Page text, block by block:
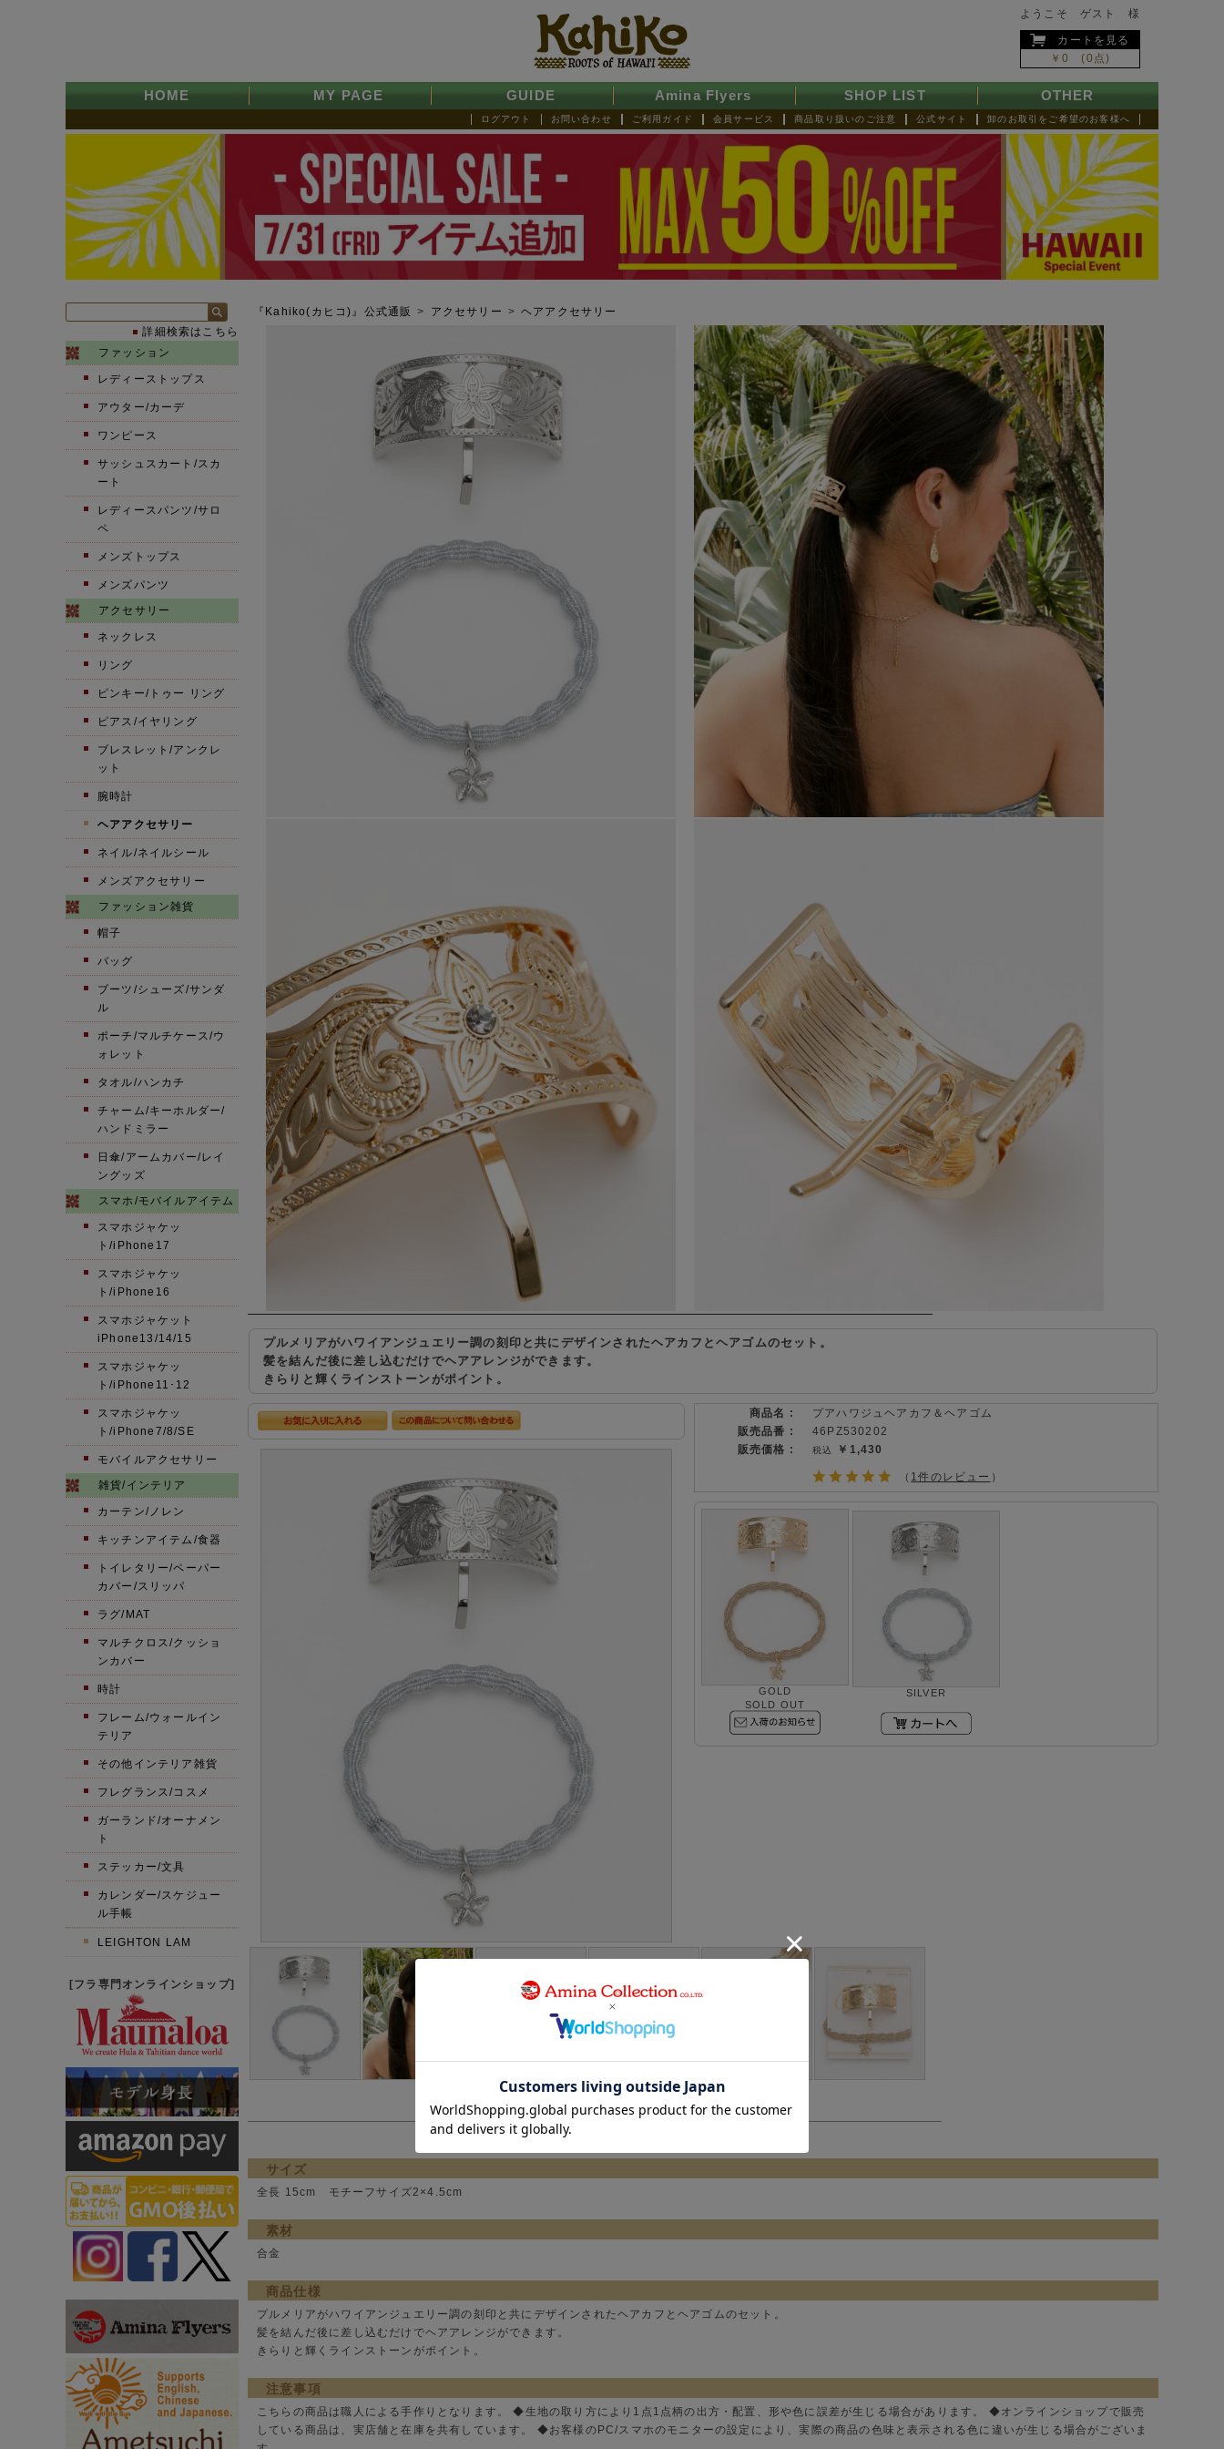
ようこそ ゲスト 様
カートを見る
￥0 (0点)
HOME MY PAGE GUIDE Amina Flyers SHOP LIST OTHER
卸のお取引をご希望のお客様へ
公式サイト
商品取り扱いのご注意
会員サービス
ご利用ガイド
お問い合わせ
ログアウト
『Kahiko(カヒコ)』公式通販 > アクセサリー > ヘアアクセサリー
プルメリアがハワイアンジュエリー調の刻印と共にデザインされたヘアカフとヘアゴムのセット。
髪を結んだ後に差し込むだけでヘアアレンジができます。
きらりと輝くラインストーンがポイント。
商品名 :
プアハワジュヘアカフ＆ヘアゴム
販売品番 :
46PZ530202
販売価格 :
￥1,430
（ 1件のレビュー ）
GOLD
SOLD OUT
SILVER
サイズ
全長 15cm モチーフサイズ2×4.5cm
素材
合金
商品仕様
プルメリアがハワイアンジュエリー調の刻印と共にデザインされたヘアカフとヘアゴムのセット。
髪を結んだ後に差し込むだけでヘアアレンジができます。
きらりと輝くラインストーンがポイント。
注意事項
こちらの商品は職人による手作りとなります。 ◆生地の取り方により1点1点柄の出方・配置、形や色に誤差が生じる場合があります。 ◆オンラインショップで販売
している商品は、実店舗と在庫を共有しています。 ◆お客様のPC/スマホのモニターの設定により、実際の商品の色味と表示される色に違いが生じる場合がございま
詳細検索はこちら
ファッション
レディーストップス
アウター/カーデ
ワンピース
サッシュスカート/スカ
ート
レディースパンツ/サロ
ペ
メンズトップス
メンズパンツ
アクセサリー
ネックレス
リング
ピンキー/トゥー リング
ピアス/イヤリング
ブレスレット/アンクレ
ット
腕時計
ヘアアクセサリー
ネイル/ネイルシール
メンズアクセサリー
ファッション雑貨
帽子
バッグ
ブーツ/シューズ/サンダ
ル
ポーチ/マルチケース/ウ
ォレット
タオル/ハンカチ
チャーム/キーホルダー/
ハンドミラー
日傘/アームカバー/レイ
ングッズ
スマホ/モバイルアイテム
スマホジャケッ
ト/iPhone17
スマホジャケッ
ト/iPhone16
スマホジャケット
iPhone13/14/15
スマホジャケッ
ト/iPhone11･12
スマホジャケッ
ト/iPhone7/8/SE
モバイルアクセサリー
雑貨/インテリア
カーテン/ノレン
キッチンアイテム/食器
トイレタリー/ペーパー
カバー/スリッパ
ラグ/MAT
マルチクロス/クッショ
ンカバー
時計
フレーム/ウォールイン
テリア
その他インテリア雑貨
フレグランス/コスメ
ガーランド/オーナメン
ト
ステッカー/文具
カレンダー/スケジュー
ル手帳
LEIGHTON LAM
[フラ専門オンラインショップ]